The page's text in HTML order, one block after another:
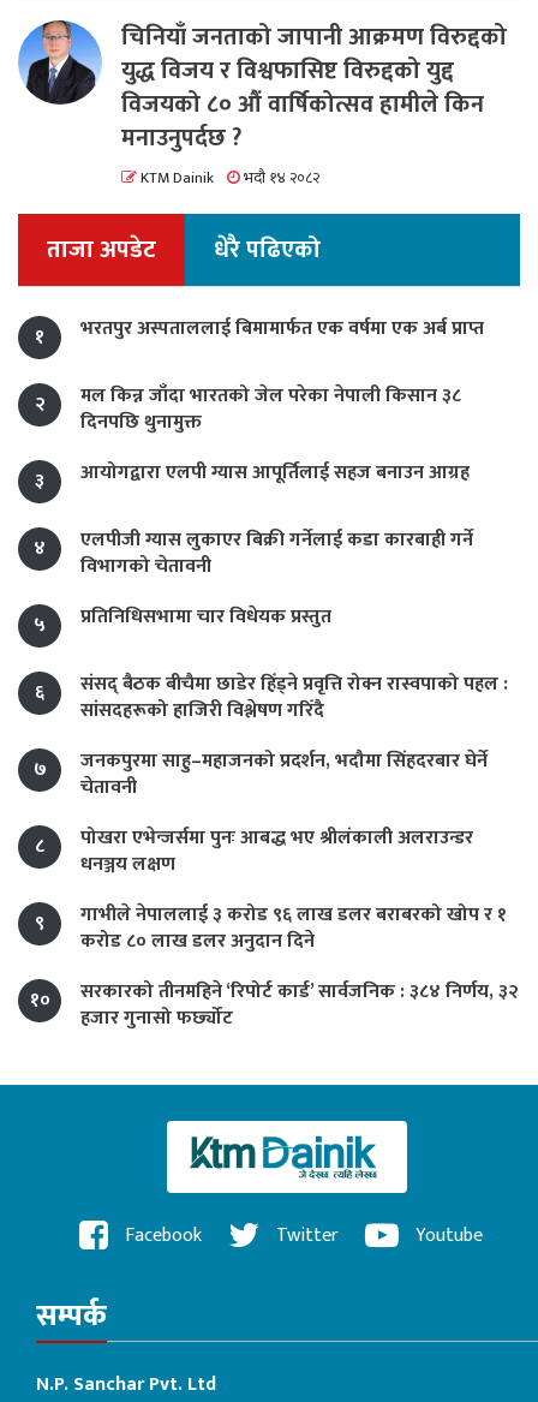
चिनियाँ जनताको जापानी आक्रमण विरुद्दको
युद्ध विजय र विश्वफासिष्ट विरुद्दको युद्द
विजयको ८० औं वार्षिकोत्सव हामीले किन
मनाउनुपर्दछ ?
KTM Dainik भदौ १४ २०८२
ताजा अपडेट धेरै पढिएको
१ भरतपुर अस्पताललाई बिमामार्फत एक वर्षमा एक अर्ब प्राप्त
२
मल किन्न जाँदा भारतको जेल परेका नेपाली किसान ३८
दिनपछि थुनामुक्त
३
आयोगद्वारा एलपी ग्यास आपूर्तिलाई सहज बनाउन आग्रह
४
एलपीजी ग्यास लुकाएर बिक्री गर्नेलाई कडा कारबाही गर्ने
विभागको चेतावनी
५
प्रतिनिधिसभामा चार विधेयक प्रस्तुत
६
संसद् बैठक बीचैमा छाडेर हिँड्ने प्रवृत्ति रोक्न रास्वपाको पहल :
सांसदहरूको हाजिरी विश्लेषण गरिँदै
७
जनकपुरमा साहु–महाजनको प्रदर्शन, भदौमा सिंहदरबार घेर्ने
चेतावनी
८
पोखरा एभेन्जर्समा पुनः आबद्ध भए श्रीलंकाली अलराउन्डर
धनञ्जय लक्षण
९
गाभीले नेपाललाई ३ करोड ९६ लाख डलर बराबरको खोप र १
करोड ८० लाख डलर अनुदान दिने
१०
सरकारको तीनमहिने ‘रिपोर्ट कार्ड’ सार्वजनिक : ३८४ निर्णय, ३२
हजार गुनासो फर्छ्योट
Facebook Twitter Youtube
सम्पर्क
N.P. Sanchar Pvt. Ltd